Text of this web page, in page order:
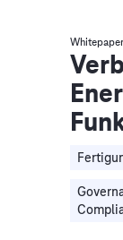
Whitepaper